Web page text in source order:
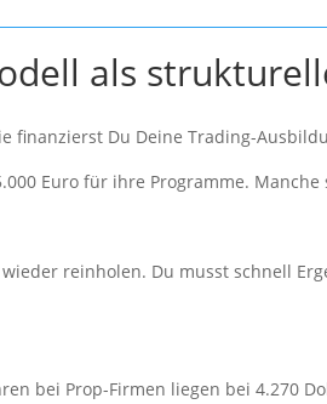
als
finanzierst Du Deine Trading-
Euro für ihre Programme. Manche
reinholen. Du musst schnell
bei Prop-Firmen liegen bei 4.270